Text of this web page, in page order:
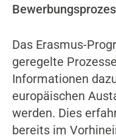
Das Erasmus-
geregelte
Informationen
europäischen
werden. Dies
bereits im